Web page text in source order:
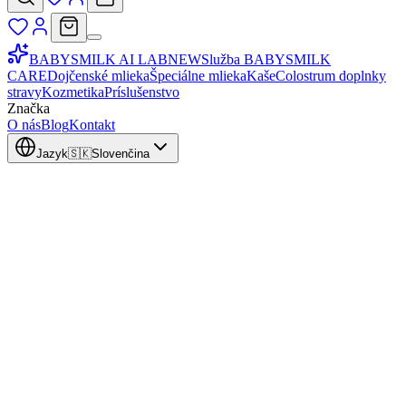
BABYSMILK AI LABNEWSlužba BABYSMILK
CAREDojčenské mliekaŠpeciálne mliekaKašeColostrum doplnky
stravyKozmetikaPríslušenstvo
Značka
O násBlogKontakt
Jazyk🇸🇰Slovenčina